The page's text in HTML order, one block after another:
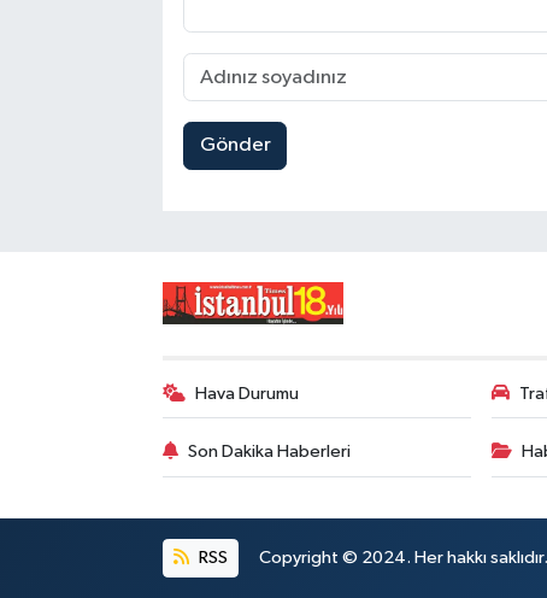
Gönder
Hava Durumu
Son Dakika Haberleri
RSS Copyright © 2024. Her hakkı saklıdır.